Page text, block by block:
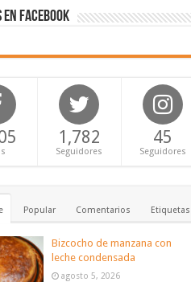
en Facebook
1,782
Seguidores
45
Seguidores
Popular Comentarios Etiquetas
Bizcocho de manzana con
leche condensada
agosto 5, 2026